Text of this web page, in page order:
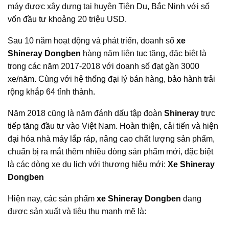
máy được xây dựng tại huyện Tiên Du, Bắc Ninh với số
vốn đầu tư khoảng 20 triệu USD.
Sau 10 năm hoạt động và phát triển, doanh số xe
Shineray Dongben hàng năm liên tục tăng, đặc biệt là
trong các năm 2017-2018 với doanh số đạt gần 3000
xe/năm. Cùng với hệ thống đại lý bán hàng, bảo hành trải
rộng khắp 64 tỉnh thành.
Năm 2018 cũng là năm đánh dấu tập đoàn Shineray trực
tiếp tăng đầu tư vào Việt Nam. Hoàn thiện, cải tiến và hiện
đại hóa nhà máy lắp ráp, nâng cao chất lượng sản phẩm,
chuẩn bị ra mắt thêm nhiều dòng sản phẩm mới, đặc biệt
là các dòng xe du lịch với thương hiệu mới: Xe Shineray
Dongben
Hiện nay, các sản phẩm xe Shineray Dongben đang
được sản xuất và tiêu thụ mạnh mẽ là: